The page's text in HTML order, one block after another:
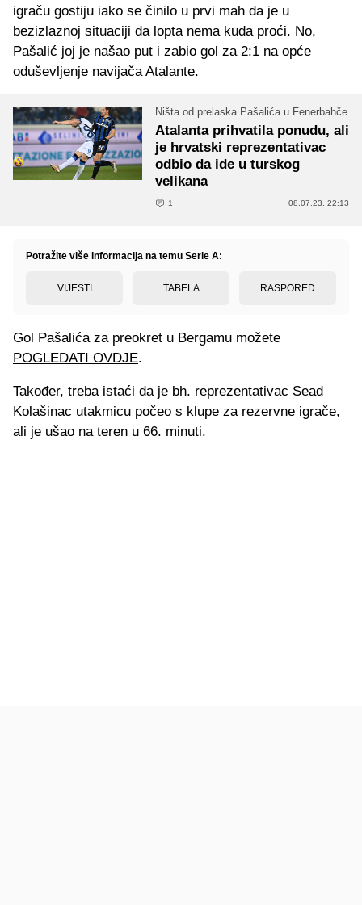
igraču gostiju iako se činilo u prvi mah da je u
bezizlaznoj situaciji da lopta nema kuda proći. No,
Pašalić joj je našao put i zabio gol za 2:1 na opće
oduševljenje navijača Atalante.
Ništa od prelaska Pašalića u Fenerbahče
Atalanta prihvatila ponudu, ali
je hrvatski reprezentativac
odbio da ide u turskog
velikana
1 08.07.23. 22:13
Potražite više informacija na temu Serie A:
VIJESTI TABELA RASPORED
Gol Pašalića za preokret u Bergamu možete
POGLEDATI OVDJE.
Također, treba istaći da je bh. reprezentativac Sead
Kolašinac utakmicu počeo s klupe za rezervne igrače,
ali je ušao na teren u 66. minuti.